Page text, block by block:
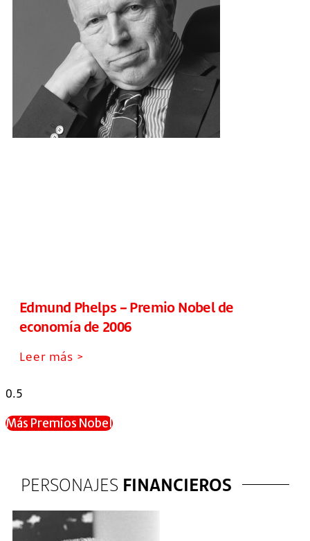
Edmund Phelps – Premio Nobel de
economía de 2006
Leer más >
Más Premios Nobel
PERSONAJES FINANCIEROS